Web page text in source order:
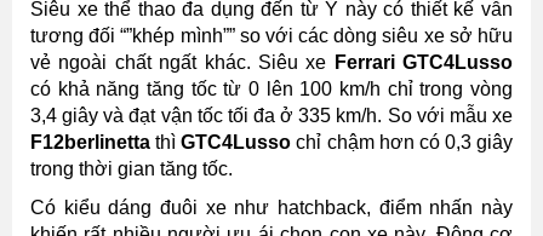
Siêu xe thể thao đa dụng đến từ Ý này có thiết kế vẫn
tương đối “”khép mình”” so với các dòng siêu xe sở hữu
vẻ ngoài chất ngất khác. Siêu xe Ferrari GTC4Lusso
có khả năng tăng tốc từ 0 lên 100 km/h chỉ trong vòng
3,4 giây và đạt vận tốc tối đa ở 335 km/h. So với mẫu xe
F12berlinetta thìGTC4Lusso chỉ chậm hơn có 0,3 giây
trong thời gian tăng tốc.
Có kiểu dáng đuôi xe như hatchback, điểm nhấn này